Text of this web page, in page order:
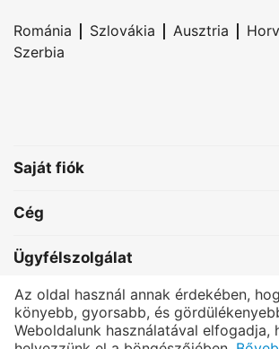
Románia | Szlovákia | Ausztria |
Szerbia
Saját fiók
Cég
Ügyfélszolgálat
Kapcsolat
®
Az oldal használ annak érdekében,
könyebb, gyorsabb, és
Weboldalunk használatával elfogadja,